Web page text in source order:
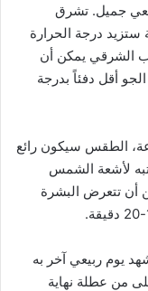
جميل. تشرق
درجة الحرارة
الشرقي يمكن أن
الجو أقل دفئاً بدرجة
الطقس سيكون رائع
لأشعة الشمس
7 درجات، يمكن أن تتعرض البشرة
يوم ربيعي آخر به
من عطلة نهاية